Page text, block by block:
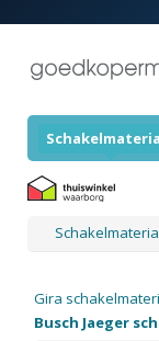
Gira
Busch Jaeger